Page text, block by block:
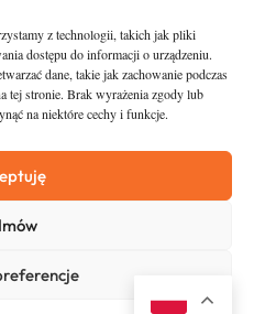
z technologii, takich jak pliki
dostępu do informacji o urządzeniu.
dane, takie jak zachowanie podczas
tej stronie. Brak wyrażenia zgody lub
na niektóre cechy i funkcje.
O nas
Zostań Patronem
Kontakt